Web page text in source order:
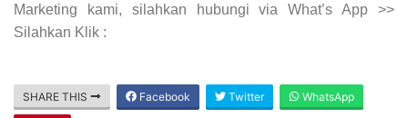
Marketing kami, silahkan hubungi via What’s App >>
Silahkan Klik :
SHARE THIS Facebook Twitter WhatsApp